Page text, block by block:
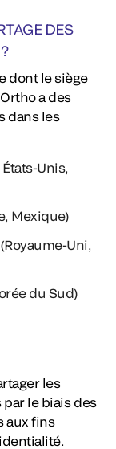
DES
dont le siège
a des
dans les
Unis,
Mexique)
Uni,
du Sud)
les
le biais des
aux fins